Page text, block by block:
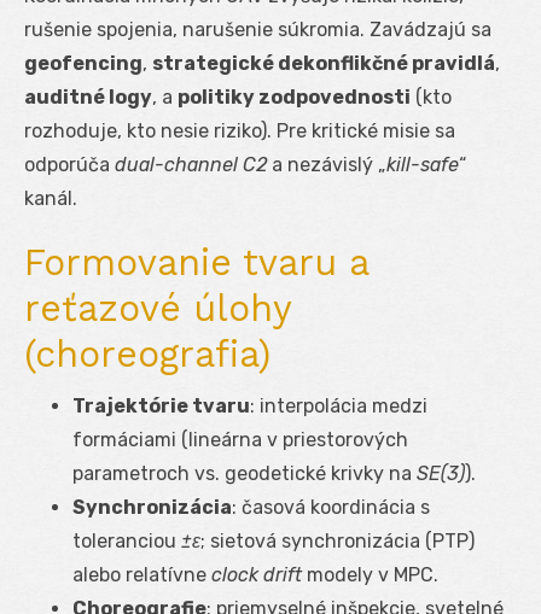
rušenie spojenia, narušenie súkromia. Zavádzajú sa
geofencing, strategické dekonflikčné pravidlá,
auditné logy, a politiky zodpovednosti (kto
rozhoduje, kto nesie riziko). Pre kritické misie sa
odporúča dual-channel C2a nezávislý „kill-safe“
kanál.
Formovanie tvaru a
reťazové úlohy
(choreografia)
Trajektórie tvaru: interpolácia medzi
formáciami (lineárna v priestorových
parametroch vs. geodetické krivky na SE(3)).
Synchronizácia: časová koordinácia s
toleranciou ±ε; sietová synchronizácia (PTP)
alebo relatívne clock driftmodely v MPC.
Choreografie: priemyselné inšpekcie, svetelné